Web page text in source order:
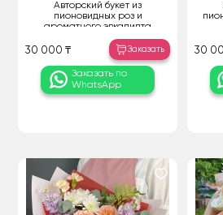
Авторский букет из
пионовидных роз и
ароматного эвкалипта
30 000 ₸ Заказать
Заказать по
WhatsApp
30